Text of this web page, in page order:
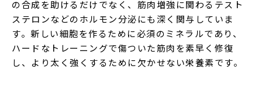
の合成を助けるだけでなく、筋肉増強に関わるテスト
ステロンなどのホルモン分泌にも深く関与していま
す。新しい細胞を作るために必須のミネラルであり、
ハードなトレーニングで傷ついた筋肉を素早く修復
し、より太く強くするために欠かせない栄養素です。